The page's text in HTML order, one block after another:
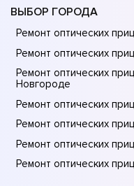
ВЫБОР ГОРОДА
Ремонт оптических
Ремонт оптических
Ремонт оптических
Новгороде
Ремонт оптических
Ремонт оптических
Ремонт оптических
Ремонт оптических